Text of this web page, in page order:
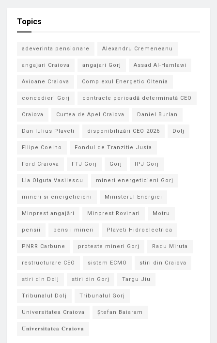
Topics
adeverinta pensionare Alexandru Cremeneanu
angajari Craiova angajari Gorj Assad Al-Hamlawi
Avioane Craiova Complexul Energetic Oltenia
concedieri Gorj contracte perioadă determinată CEO
Craiova Curtea de Apel Craiova Daniel Burlan
Dan Iulius Plaveti disponibilizări CEO 2026 Dolj
Filipe Coelho Fondul de Tranzitie Justa
Ford Craiova FTJ Gorj Gorj IPJ Gorj
Lia Olguta Vasilescu mineri energeticieni Gorj
mineri si energeticieni Ministerul Energiei
Minprest angajări Minprest Rovinari Motru
pensii pensii mineri Plaveti Hidroelectrica
PNRR Carbune proteste mineri Gorj Radu Miruta
restructurare CEO sistem ECMO stiri din Craiova
stiri din Dolj stiri din Gorj Targu Jiu
Tribunalul Dolj Tribunalul Gorj
Universitatea Craiova Ștefan Baiaram
𝐔𝐧𝐢𝐯𝐞𝐫𝐬𝐢𝐭𝐚𝐭𝐞𝐚 𝐂𝐫𝐚𝐢𝐨𝐯𝐚